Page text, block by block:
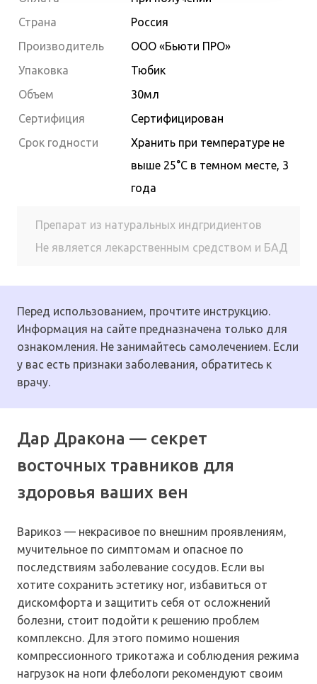
Страна
Россия
Производитель
ООО «Бьюти ПРО»
Упаковка
Тюбик
Объем
30мл
Сертифиция
Сертифицирован
Cрок годности
Хранить при температуре не
выше 25°С в темном месте, 3
года
Препарат из натуральных индгридиентов
Не является лекарственным средством и БАД
Перед использованием, прочтите инструкцию.
Информация на сайте предназначена только для
ознакомления. Не занимайтесь самолечением. Если
у вас есть признаки заболевания, обратитесь к
врачу.
Дар Дракона — секрет
восточных травников для
здоровья ваших вен
Варикоз — некрасивое по внешним проявлениям,
мучительное по симптомам и опасное по
последствиям заболевание сосудов. Если вы
хотите сохранить эстетику ног, избавиться от
дискомфорта и защитить себя от осложнений
болезни, стоит подойти к решению проблем
комплексно. Для этого помимо ношения
компрессионного трикотажа и соблюдения режима
нагрузок на ноги флебологи рекомендуют своим